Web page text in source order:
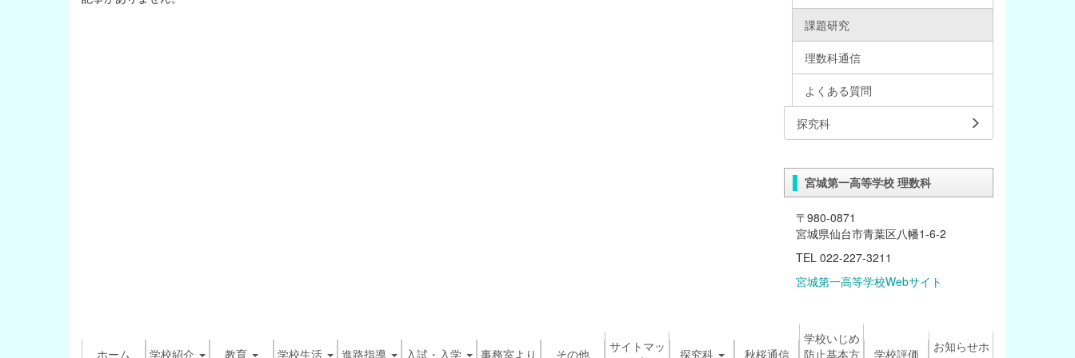
課題研究
理数科通信
よくある質問
探究科
宮城第一高等学校 理数科
〒980-0871
宮城県仙台市青葉区八幡1-6-2
TEL 022-227-3211
宮城第一高等学校Webサイト
ホーム 学校紹介 教育 学校生活 進路指導 入試・入学 事務室より その他
サイトマッ
探究科 秋桜通信
学校いじめ
防止基本方
学校評価
お知らせホ